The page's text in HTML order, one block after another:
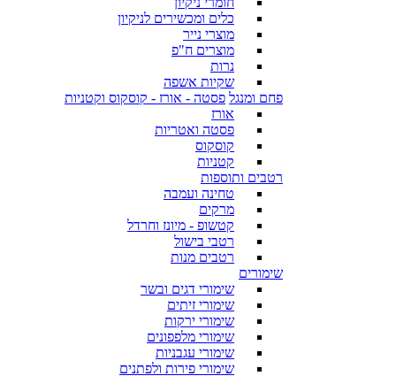
כלים ומכשירים לניקיון
מוצרי נייר
מוצרים ח"פ
נרות
שקיות אשפה
פחם ומנגל פסטה - אורז - קוסקוס וקטניות
אורז
פסטה ואטריות
קוסקוס
קטניות
רטבים ותוספות
טחינה ועמבה
מרקים
קטשופ - מיונז וחרדל
רטבי בישול
רטבים מנות
שימורים
שימורי דגים ובשר
שימורי זיתים
שימורי ירקות
שימורי מלפפונים
שימורי עגבניות
שימורי פירות ולפתנים